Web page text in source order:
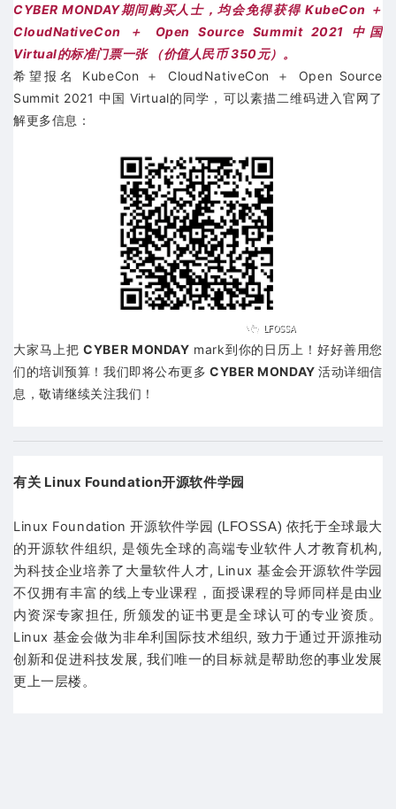
CYBER MONDAY期间购买人士，均会免得获得 KubeCon ＋
CloudNativeCon ＋ Open Source Summit 2021 中国
Virtual的标准门票一张 （价值人民币 350元）。
希望报名 KubeCon ＋ CloudNativeCon ＋ Open Source
Summit 2021 中国 Virtual的同学，可以素描二维码进入官网了
解更多信息：
大家马上把CYBER MONDAY mark到你的日历上！好好善用您
们的培训预算！我们即将公布更多 CYBER MONDAY活动详细信
息，敬请继续关注我们！
有关 Linux Foundation开源软件学园
Linux Foundation 开源软件学园 (LFOSSA) 依托于全球最大
的开源软件组织, 是领先全球的高端专业软件人才教育机构,
为科技企业培养了大量软件人才, Linux 基金会开源软件学园
不仅拥有丰富的线上专业课程，面授课程的导师同样是由业
内资深专家担任, 所颁发的证书更是全球认可的专业资质。
Linux 基金会做为非牟利国际技术组织, 致力于通过开源推动
创新和促进科技发展, 我们唯一的目标就是帮助您的事业发展
更上一层楼。